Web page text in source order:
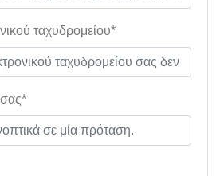
ταχυδρομείου*
σας*